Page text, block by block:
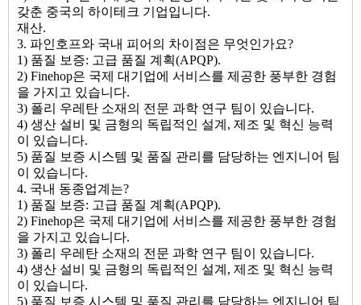
갖춘 중국의 하이테크 기업입니다.
재산.
3. 파인호프와 국내 피어의 차이점은 무엇인가요?
1) 품질 보증: 고급 품질 계획(APQP).
2) Finehop은 국제 대기업에 서비스를 제공한 풍부한 경험
을 가지고 있습니다.
3) 폴리 우레탄 소재의 전문 과학 연구 팀이 있습니다.
4) 생산 설비 및 금형의 독립적인 설계, 제조 및 혁신 능력
이 있습니다.
5) 품질 보증 시스템 및 품질 관리를 담당하는 엔지니어 팀
이 있습니다.
4. 국내 동종업계는?
1) 품질 보증: 고급 품질 계획(APQP).
2) Finehop은 국제 대기업에 서비스를 제공한 풍부한 경험
을 가지고 있습니다.
3) 폴리 우레탄 소재의 전문 과학 연구 팀이 있습니다.
4) 생산 설비 및 금형의 독립적인 설계, 제조 및 혁신 능력
이 있습니다.
5) 품질 보증 시스템 및 품질 관리를 담당하는 엔지니어 팀